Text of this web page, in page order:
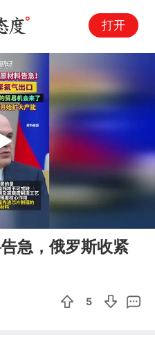
打开
Play
急，俄罗斯收紧
5